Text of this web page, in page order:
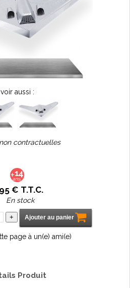
voir aussi :
contractuelles
€ T.T.C.
En stock
page à un(e) ami(e)
Produit